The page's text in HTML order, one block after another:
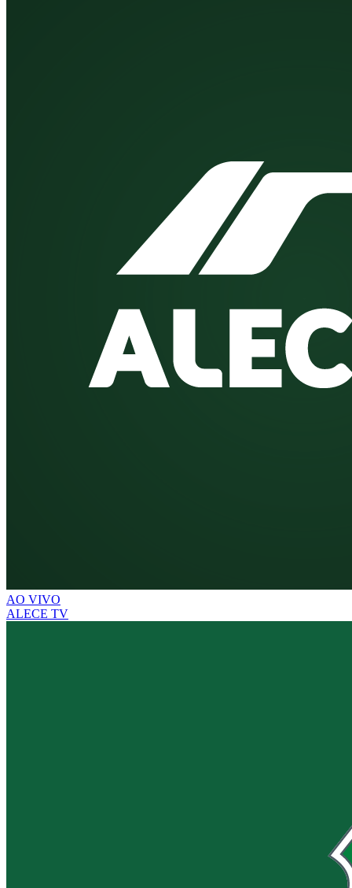
AO VIVO
ALECE TV